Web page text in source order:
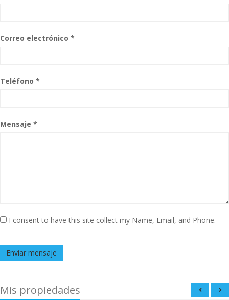
Correo electrónico *
Teléfono *
Mensaje *
I consent to have this site collect my Name, Email, and Phone.
Enviar mensaje
Mis propiedades